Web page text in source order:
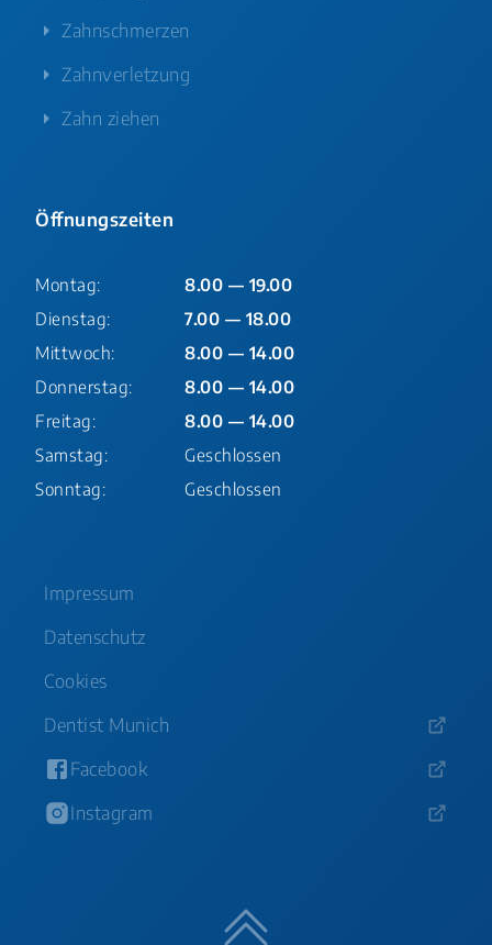
Zahnschmerzen
Zahnverletzung
Zahn ziehen
Öffnungszeiten
Montag:
8.00 — 19.00
Dienstag:
7.00 — 18.00
Mittwoch:
8.00 — 14.00
Donnerstag:
8.00 — 14.00
Freitag:
8.00 — 14.00
Samstag:
Geschlossen
Sonntag:
Geschlossen
Impressum
Datenschutz
Cookies
Dentist Munich
Facebook
Instagram